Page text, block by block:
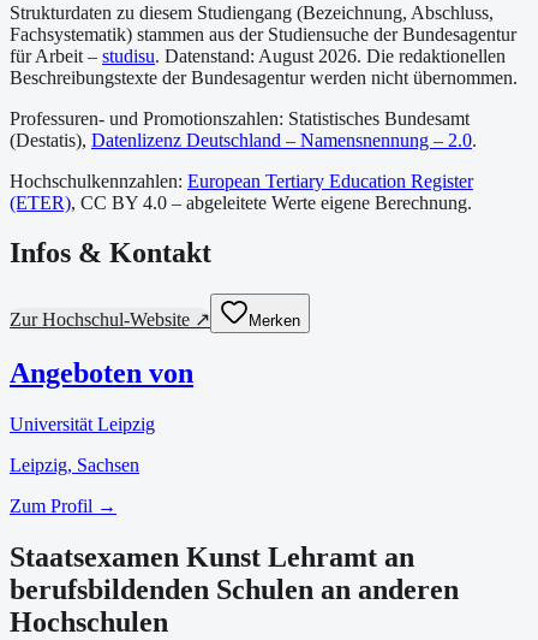
Strukturdaten zu diesem Studiengang (Bezeichnung, Abschluss,
Fachsystematik) stammen aus der Studiensuche der Bundesagentur
für Arbeit – studisu. Datenstand: August 2026. Die redaktionellen
Beschreibungstexte der Bundesagentur werden nicht übernommen.
Professuren- und Promotionszahlen: Statistisches Bundesamt
(Destatis), Datenlizenz Deutschland – Namensnennung – 2.0.
Hochschulkennzahlen: European Tertiary Education Register
(ETER), CC BY 4.0 – abgeleitete Werte eigene Berechnung.
Infos & Kontakt
Zur Hochschul-Website ↗ Merken
Angeboten von
Universität Leipzig
Leipzig, Sachsen
Zum Profil →
Staatsexamen Kunst Lehramt an
berufsbildenden Schulen an anderen
Hochschulen